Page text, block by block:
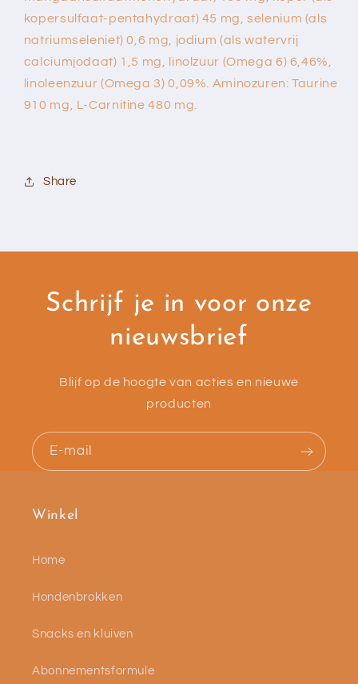
kopersulfaat-pentahydraat) 45 mg, selenium (als
natriumseleniet) 0,6 mg, jodium (als watervrij
calciumjodaat) 1,5 mg, linolzuur (Omega 6) 6,46%,
linoleenzuur (Omega 3) 0,09%. Aminozuren: Taurine
910 mg, L-Carnitine 480 mg.
Share
Schrijf je in voor onze
nieuwsbrief
Blijf op de hoogte van acties en nieuwe
producten
E‑mail
Winkel
Home
Hondenbrokken
Snacks en kluiven
Abonnementsformule